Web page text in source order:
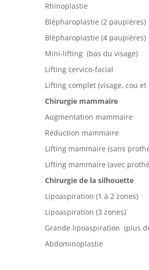
Rhinoplastie
Blépharoplastie (2 paupières)
Blépharoplastie (4 paupières)
Mini-lifting (bas du visage)
Lifting cervico-facial
Lifting complet (visage, cou
Chirurgie mammaire
Augmentation mammaire
Réduction mammaire
Lifting mammaire (sans
Lifting mammaire (avec
Chirurgie de la silhouette
Lipoaspiration (1 à 2 zones)
Lipoaspiration (3 zones)
Grande lipoaspiration (plus
Abdominoplastie